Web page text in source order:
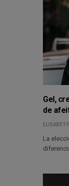
Gel,
de
ELISABET
La